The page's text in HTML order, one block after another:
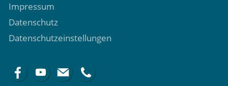
Impressum
Datenschutz
Datenschutzeinstellungen